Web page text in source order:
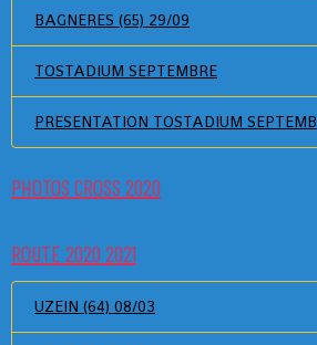
BAGNERES (65) 29/09
TOSTADIUM SEPTEMBRE
PRESENTATION TOSTADIUM SEPTEMB
PHOTOS CROSS 2020
ROUTE 2020 2021
UZEIN (64) 08/03